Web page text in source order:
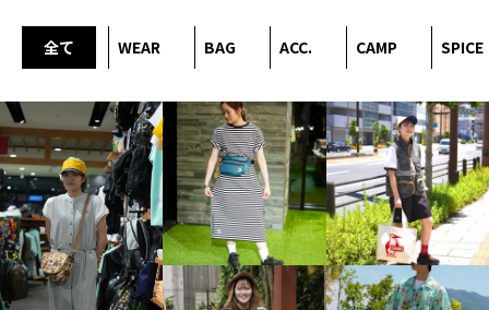
全て WEAR BAG ACC. CAMP SPICE